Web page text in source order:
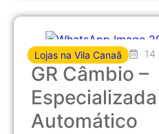
Lojas na Vila Canaã 14
GR Câmbio –
Automático